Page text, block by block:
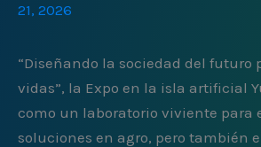
21, 2026
“Diseñando la sociedad del futuro
vidas”, la Expo en la isla artificial
como un laboratorio viviente para
soluciones en agro, pero también